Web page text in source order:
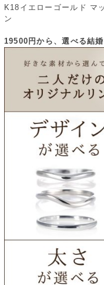
K18イエローゴールド マ
ン
19500円から、選べる結